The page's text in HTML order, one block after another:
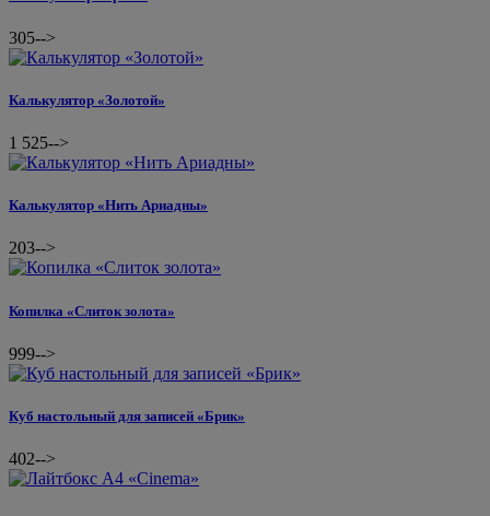
305-->
Калькулятор «Золотой»
1 525-->
Калькулятор «Нить Ариадны»
203-->
Копилка «Слиток золота»
999-->
Куб настольный для записей «Брик»
402-->